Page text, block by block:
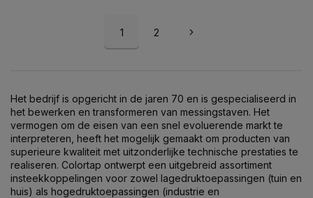
1 2
Het bedrijf is opgericht in de jaren 70 en is gespecialiseerd in
het bewerken en transformeren van messingstaven. Het
vermogen om de eisen van een snel evoluerende markt te
interpreteren, heeft het mogelijk gemaakt om producten van
superieure kwaliteit met uitzonderlijke technische prestaties te
realiseren. Colortap ontwerpt een uitgebreid assortiment
insteekkoppelingen voor zowel lagedruktoepassingen (tuin en
huis) als hogedruktoepassingen (industrie en